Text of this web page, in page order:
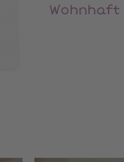
Wohnhaft